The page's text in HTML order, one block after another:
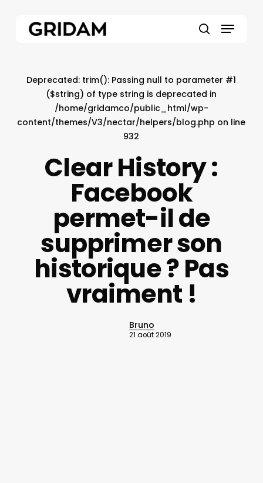
Menu
Deprecated: trim(): Passing null to parameter #1
($string) of type string is deprecated in
/home/gridamco/public_html/wp-
content/themes/V3/nectar/helpers/blog.php on line
932
Clear History :
Facebook
permet-il de
supprimer son
historique ? Pas
vraiment !
Bruno
21 août 2019